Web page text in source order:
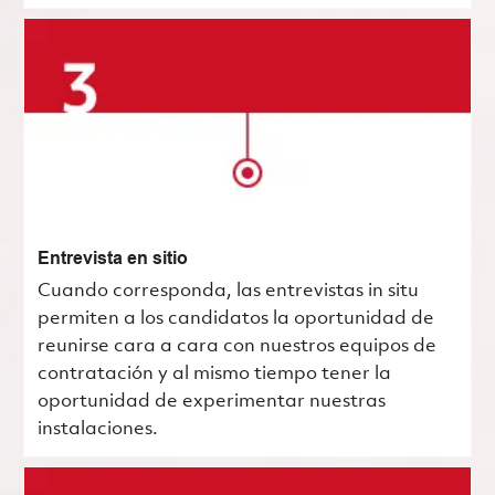
Entrevista en sitio
Cuando corresponda, las entrevistas in situ
permiten a los candidatos la oportunidad de
reunirse cara a cara con nuestros equipos de
contratación y al mismo tiempo tener la
oportunidad de experimentar nuestras
instalaciones.